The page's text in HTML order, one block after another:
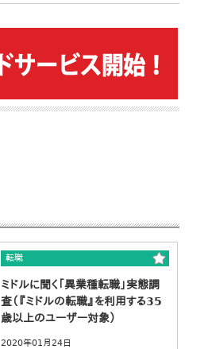
転職
ミドルに聞く「異業種転職」実態調
査（『ミドルの転職』を利用する35
歳以上のユーザー対象）
2020年01月24日